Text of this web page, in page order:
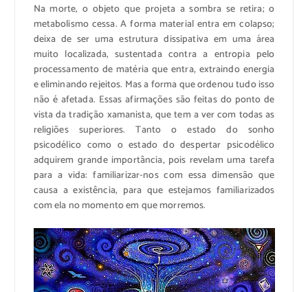
Na morte, o objeto que projeta a sombra se retira; o
metabolismo cessa. A forma material entra em colapso;
deixa de ser uma estrutura dissipativa em uma área
muito localizada, sustentada contra a entropia pelo
processamento de matéria que entra, extraindo energia
e eliminando rejeitos. Mas a forma que ordenou tudo isso
não é afetada. Essas afirmações são feitas do ponto de
vista da tradição xamanista, que tem a ver com todas as
religiões superiores. Tanto o estado do sonho
psicodélico como o estado do despertar psicodélico
adquirem grande importância, pois revelam uma tarefa
para a vida: familiarizar-nos com essa dimensão que
causa a existência, para que estejamos familiarizados
com ela no momento em que morremos.